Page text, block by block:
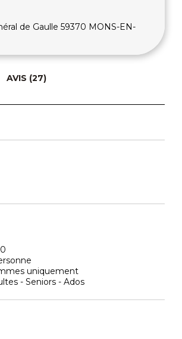
de Gaulle 59370 MONS-EN-
AVIS (27)
uniquement
- Seniors - Ados